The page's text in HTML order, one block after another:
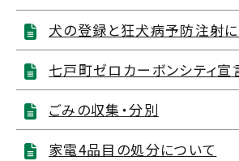
犬の登録と狂犬病予防注射
七戸町ゼロカーボンシティ宣
ごみの収集・分別
家電4品目の処分について